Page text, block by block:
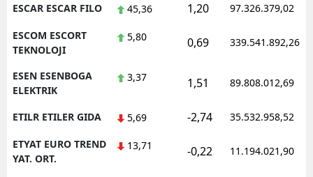
ESCAR ESCAR FILO 45,36 1,20 97.326.379,02
ESCOM ESCORT
TEKNOLOJI
5,80 0,69 339.541.892,26
ESEN ESENBOGA
ELEKTRIK
3,37 1,51 89.808.012,69
ETILR ETILER GIDA 5,69 -2,74 35.532.958,52
ETYAT EURO TREND
YAT. ORT.
13,71 -0,22 11.194.021,90